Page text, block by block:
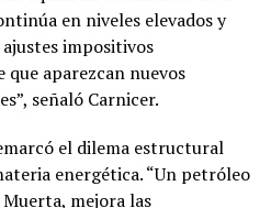
en niveles elevados y
impositivos
que aparezcan nuevos
señaló Carnicer.
el dilema estructural
energética. “Un petróleo
Muerta, mejora las